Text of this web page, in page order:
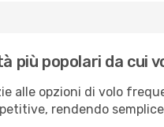
più popolari da cui
alle opzioni di volo
rendendo